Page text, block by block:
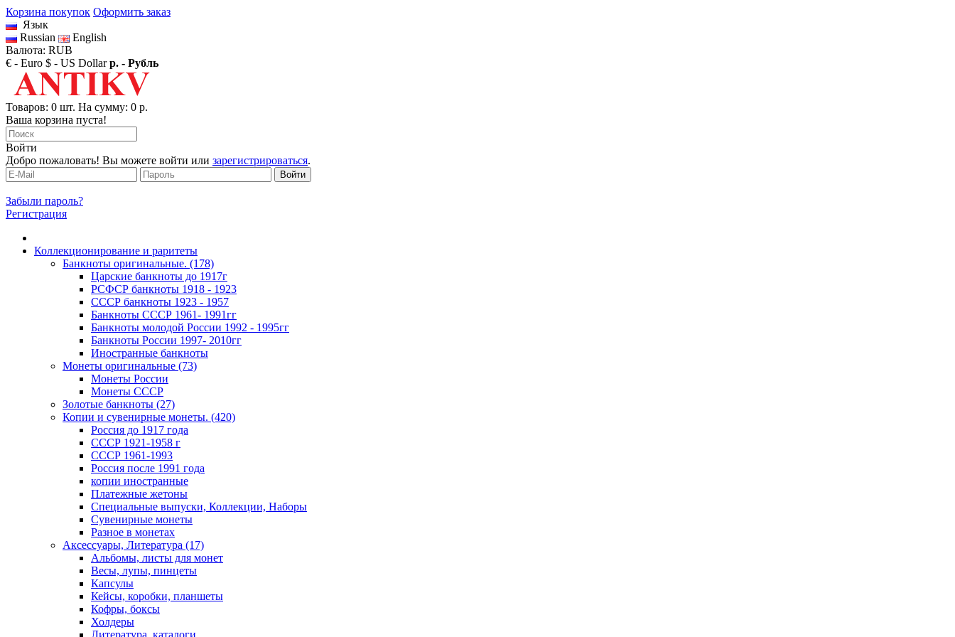
Корзина покупок Оформить заказ
Язык
Russian
English
Валюта: RUB
€ - Euro $ - US Dollar р. - Рубль
Товаров: 0 шт. На сумму: 0 р.
Ваша корзина пуста!
Войти
Добро пожаловать! Вы можете войти или зарегистрироваться.
Забыли пароль?
Регистрация
Коллекционирование и раритеты
Банкноты оригинальные. (178)
Царские банкноты до 1917г
РСФСР банкноты 1918 - 1923
CССР банкноты 1923 - 1957
Банкноты CCCР 1961- 1991гг
Банкноты молодой России 1992 - 1995гг
Банкноты России 1997- 2010гг
Иностранные банкноты
Монеты оригинальные (73)
Монеты России
Монеты СССР
Золотые банкноты (27)
Копии и сувенирные монеты. (420)
Россия до 1917 года
СССР 1921-1958 г
СССР 1961-1993
Россия после 1991 года
копии иностранные
Платежные жетоны
Специальные выпуски, Коллекции, Наборы
Сувенирные монеты
Разное в монетах
Аксессуары, Литература (17)
Альбомы, листы для монет
Весы, лупы, пинцеты
Капсулы
Кейсы, коробки, планшеты
Кофры, боксы
Холдеры
Литература, каталоги